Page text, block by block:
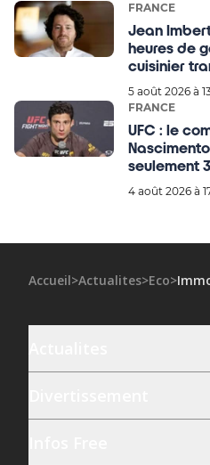
FRANCE
Jean
heures de
cuisinier
judiciaire
5 août 2026 à
FRANCE
UFC : le
seulement
sait !
4 août 2026 à
Accueil>Actualites>Eco>